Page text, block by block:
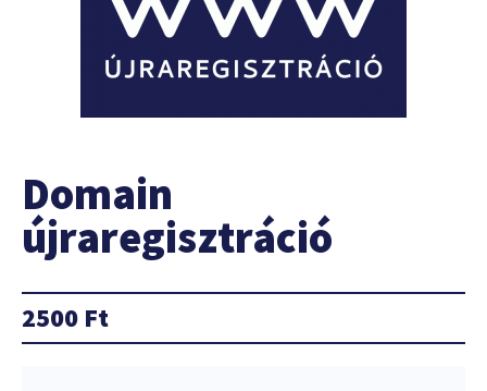
Domain
újraregisztráció
2500 Ft